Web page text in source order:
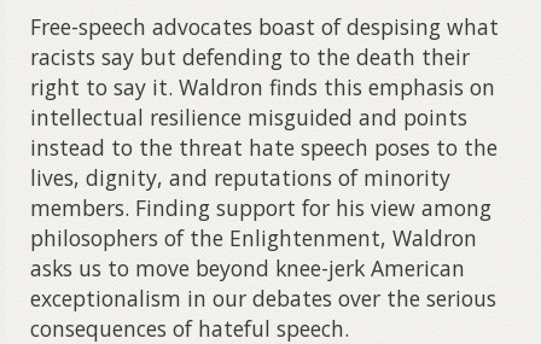
Free-speech advocates boast of despising what
racists say but defending to the death their
right to say it. Waldron finds this emphasis on
intellectual resilience misguided and points
instead to the threat hate speech poses to the
lives, dignity, and reputations of minority
members. Finding support for his view among
philosophers of the Enlightenment, Waldron
asks us to move beyond knee-jerk American
exceptionalism in our debates over the serious
consequences of hateful speech.